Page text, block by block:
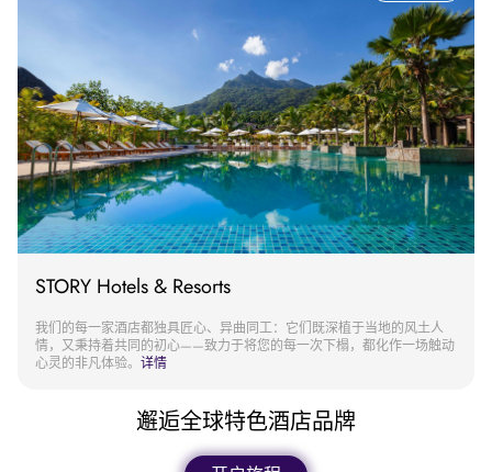
STORY Hotels & Resorts
我们的每一家酒店都独具匠心、异曲同工：它们既深植于当地的风土人
情，又秉持着共同的初心——致力于将您的每一次下榻，都化作一场触动
心灵的非凡体验。 详情
邂逅全球特色酒店品牌